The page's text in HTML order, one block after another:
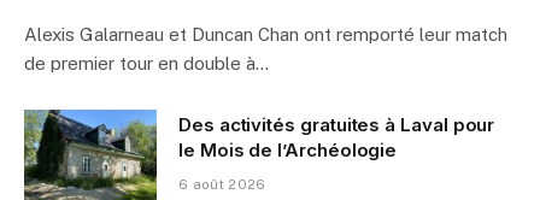
Alexis Galarneau et Duncan Chan ont remporté leur match
de premier tour en double à…
Des activités gratuites à Laval pour
le Mois de l’Archéologie
6 août 2026